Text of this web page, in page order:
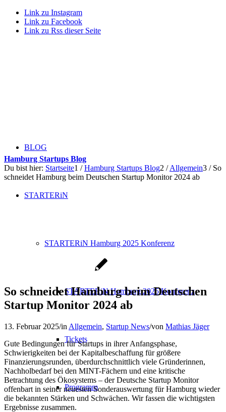
Link zu Instagram
Link zu Facebook
Link zu Rss dieser Seite
BLOG
STARTERiN
STARTERiN Hamburg 2025 Konferenz
STARTERiN Hamburg 2025 Konferenz
Tickets
Programm
Hamburg Startups Blog
Du bist hier: Startseite1 / Hamburg Startups Blog2 / Allgemein3 / So
schneidet Hamburg beim Deutschen Startup Monitor 2024 ab
So schneidet Hamburg beim Deutschen
Startup Monitor 2024 ab
13. Februar 2025/in Allgemein, Startup News/von Mathias Jäger
Gute Bedingungen für Startups in ihrer Anfangsphase,
Schwierigkeiten bei der Kapitalbeschaffung für größere
Finanzierungsrunden, überdurchschnittlich viele Gründerinnen,
Nachholbedarf bei den MINT-Fächern und eine kritische
Betrachtung des Ökosystems – der Deutsche Startup Monitor
offenbart in seiner neuesten Sonderauswertung für Hamburg wieder
die bekannten Stärken und Schwächen. Wir fassen die wichtigsten
Ergebnisse zusammen.